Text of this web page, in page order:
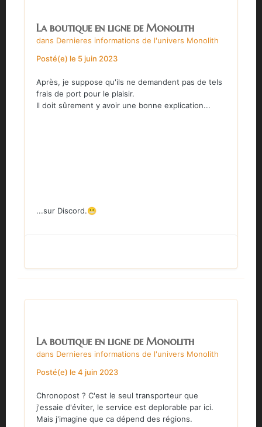
La boutique en ligne de Monolith
dans Dernieres informations de l'univers Monolith
Posté(e) le 5 juin 2023
Après, je suppose qu'ils ne demandent pas de tels
frais de port pour le plaisir.
Il doit sûrement y avoir une bonne explication...
...sur Discord.😬
La boutique en ligne de Monolith
dans Dernieres informations de l'univers Monolith
Posté(e) le 4 juin 2023
Chronopost ? C'est le seul transporteur que
j'essaie d'éviter, le service est deplorable par ici.
Mais j'imagine que ca dépend des régions.